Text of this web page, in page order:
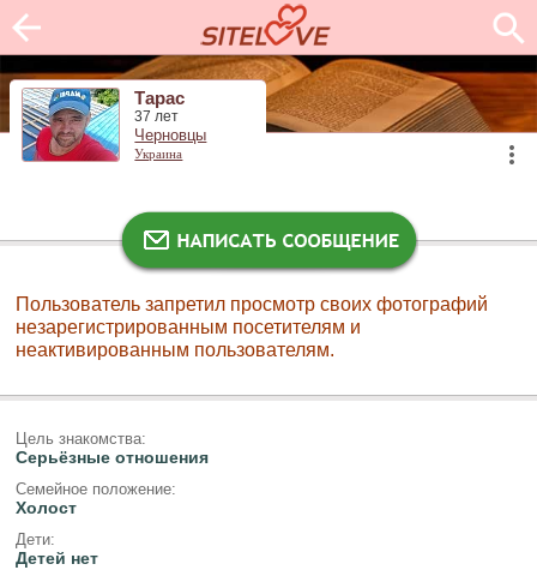
Тарас
37 лет
Черновцы
Украина
Пользователь запретил просмотр своих фотографий
незарегистрированным посетителям и
неактивированным пользователям.
Цель знакомства:
Серьёзные отношения
Семейное положение:
Холост
Дети:
Детей нет